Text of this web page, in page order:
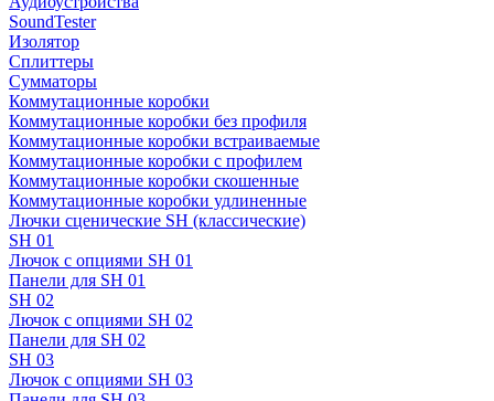
SoundTester
Изолятор
Сплиттеры
Сумматоры
Коммутационные коробки
Коммутационные коробки без профиля
Коммутационные коробки встраиваемые
Коммутационные коробки с профилем
Коммутационные коробки скошенные
Коммутационные коробки удлиненные
Лючки сценические SH (классические)
SH 01
Лючок с опциями SH 01
Панели для SH 01
SH 02
Лючок с опциями SH 02
Панели для SH 02
SH 03
Лючок с опциями SH 03